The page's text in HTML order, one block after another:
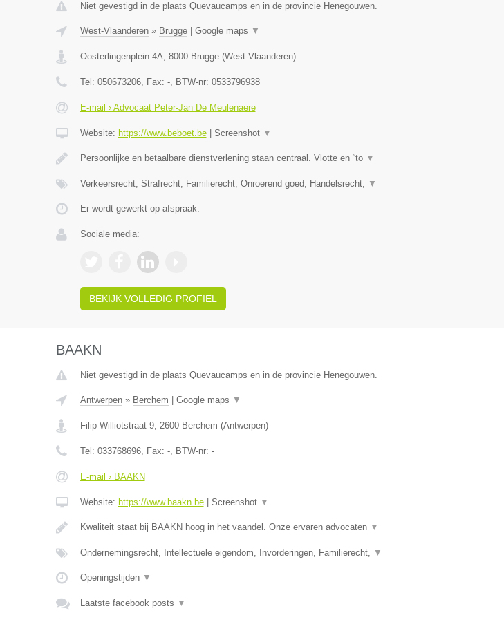
Niet gevestigd in de plaats Quevaucamps en in de provincie Henegouwen.
West-Vlaanderen» Brugge| Google maps ▼
Oosterlingenplein 4A, 8000 Brugge(West-Vlaanderen)
Tel: 050673206, Fax: -, BTW-nr: 0533796938
E-mail › Advocaat Peter-Jan De Meulenaere
Website: https://www.beboet.be| Screenshot ▼
Persoonlijke en betaalbare dienstverlening staan centraal. Vlotte en “to ▼
Verkeersrecht, Strafrecht, Familierecht, Onroerend goed, Handelsrecht, ▼
Er wordt gewerkt op afspraak.
Sociale media:
BEKIJK VOLLEDIG PROFIEL
BAAKN
Niet gevestigd in de plaats Quevaucamps en in de provincie Henegouwen.
Antwerpen» Berchem Google maps ▼
Filip Williotstraat 9, 2600 Berchem (Antwerpen)
Tel: 033768696, Fax: -, BTW-nr: -
E-mail › BAAKN
Website: https://www.baakn.be| Screenshot ▼
Kwaliteit staat bij BAAKN hoog in het vaandel. Onze ervaren advocaten ▼
Ondernemingsrecht, Intellectuele eigendom, Invorderingen, Familierecht, ▼
Openingstijden ▼
Laatste facebook posts ▼